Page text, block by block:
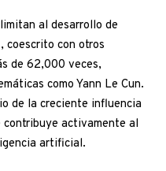
al desarrollo de
coescrito con otros
de 62,000 veces,
como Yann Le Cun.
de la creciente influencia
contribuye activamente al
artificial.